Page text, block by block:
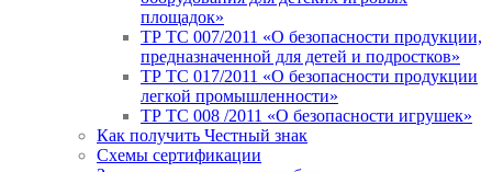
площадок»
ТР ТС 007/2011 «О безопасности продукции,
предназначенной для детей и подростков»
ТР ТС 017/2011 «О безопасности продукции
легкой промышленности»
ТР ТС 008 /2011 «О безопасности игрушек»
Как получить Честный знак
Схемы сертификации